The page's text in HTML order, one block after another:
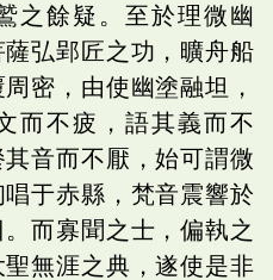
之餘疑。至於理微幽
弘郢匠之功，曠舟船
密，由使幽塗融坦，
而不疲，語其義而不
音而不厭，始可謂微
于赤縣，梵音震響於
而寡聞之士，偏執之
無涯之典，遂使是非